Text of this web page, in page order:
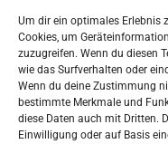
Um dir ein optimales Erlebnis
Cookies, um
zuzugreifen. Wenn du diesen
wie das Surfverhalten oder
Wenn du deine Zustimmung
bestimmte Merkmale und
diese Daten auch mit Dritten.
Einwilligung oder auf Basis
Datenschutzerklärung
Widerufsbelehrung
Oglašavanje / Postavite
Tko je “Idemo u